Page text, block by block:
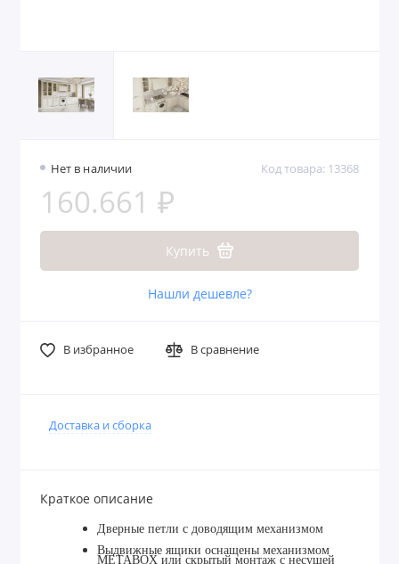
Нет в наличии Код товара: 13368
160.661 ₽
Купить
Нашли дешевле?
В избранное В сравнение
Доставка и сборка
Краткое описание
Дверные петли с доводящим механизмом
Выдвижные ящики оснащены механизмом
МЕТАBOX или скрытый монтаж с несущей